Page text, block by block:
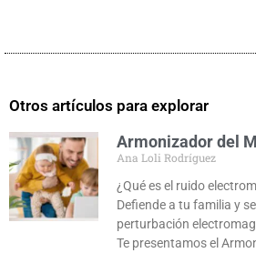
Otros artículos para explorar
Armonizador del
Ana Loli Rodríguez
¿Qué es el ruido
Defiende a tu familia y
perturbación
Te presentamos el